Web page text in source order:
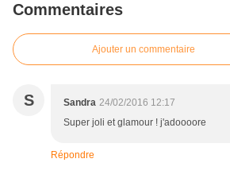
Commentaires
Ajouter un commentaire
S Sandra 24/02/2016 12:17
Super joli et glamour ! j'adoooore
Répondre